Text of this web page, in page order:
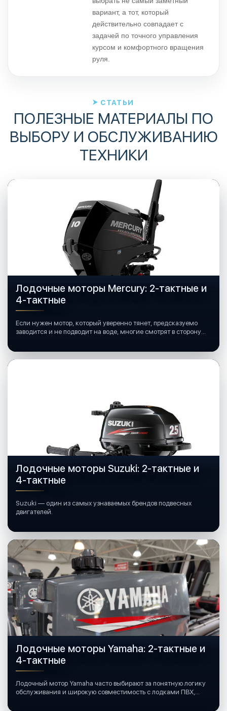
вариант, а тот, который
действительно совпадает с
задачей по точного управления
курсом и комфортного вращения
руля.
СТАТЬИ
ПОЛЕЗНЫЕ МАТЕРИАЛЫ ПО
ВЫБОРУ И ОБСЛУЖИВАНИЮ
ТЕХНИКИ
Лодочные моторы Mercury: 2-тактные и
4-тактные
Если нужен мотор, который уверенно тянет, предсказуемо
заводится и не подводит на воде, многие смотрят в сторону
Лодочные моторы Suzuki: 2-тактные и
4-тактные
Suzuki — один из самых узнаваемых брендов подвесных
двигателей.
Лодочные моторы Yamaha: 2-тактные и
4-тактные
Лодочный мотор Yamaha часто выбирают за понятную логику
обслуживания и широкую совместимость с лодками ПВХ,